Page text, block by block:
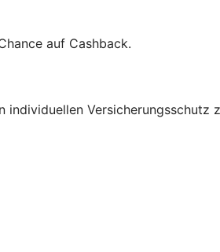
auf Cashback.
Versicherungsschutz